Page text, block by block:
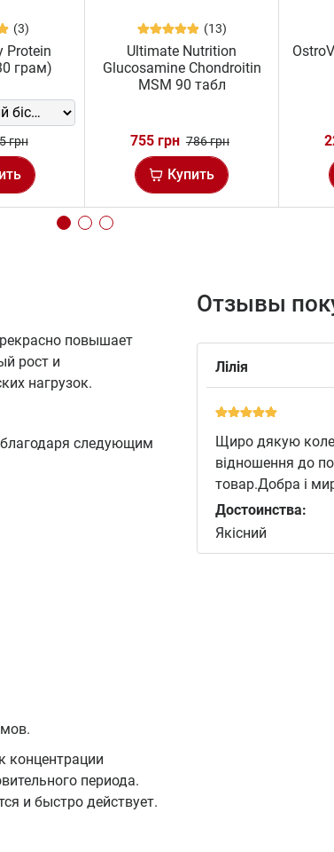
(3)
Protein
грам)
грн
(13)
Ultimate Nutrition
Glucosamine Chondroitin
MSM 90 табл
755 грн 786 грн
Купить
повышает
рост и
нагрузок.
следующим
концентрации
периода.
и быстро действует.
Отзывы
Лілія
Щиро дякую
відношення до
товар.Добра і
Достоинства:
Якісний